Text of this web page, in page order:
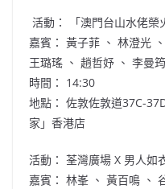
活動： 「澳門台山水佬榮
嘉賓： 黃子菲 、 林澄光
王璐瑤 、 趙哲妤 、 李曼筠
時間： 14:30
地點： 佐敦佐敦道37C-
家」香港店
活動： 荃灣廣場 X 男人如
嘉賓： 林峯 、 黃百鳴 、